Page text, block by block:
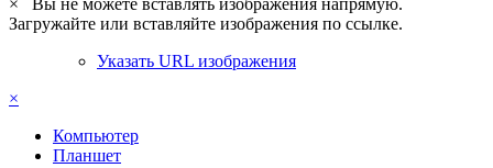
×
Вы не можете вставлять изображения напрямую.
Загружайте или вставляйте изображения по ссылке.
Указать URL изображения
×
Компьютер
Планшет